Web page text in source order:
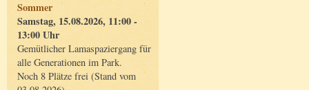
Sommer
Samstag, 15.08.2026, 11:00 -
13:00 Uhr
Gemütlicher Lamaspaziergang für
alle Generationen im Park.
Noch 8 Plätze frei (Stand vom